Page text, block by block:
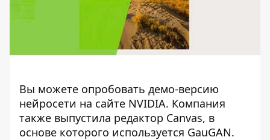
Вы можете опробовать демо-версию
нейросети на сайте NVIDIA. Компания
также выпустила редактор Canvas, в
основе которого используется GauGAN.